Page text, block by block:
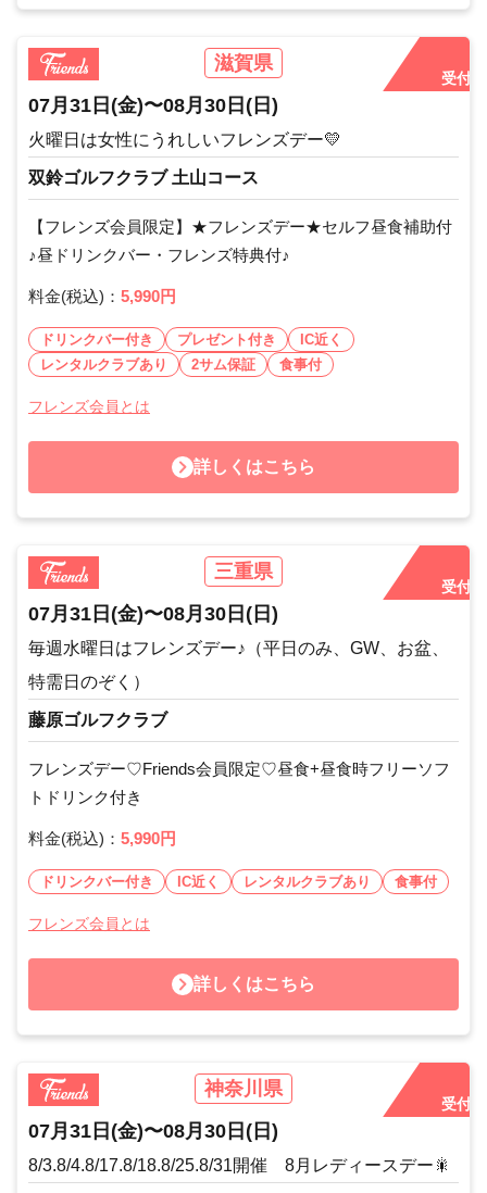
滋賀県
受付中
07月31日 (金)〜08月30日 (日)
火曜日は女性にうれしいフレンズデー💛
双鈴ゴルフクラブ 土山コース
【フレンズ会員限定】★フレンズデー★セルフ昼食補助付
♪昼ドリンクバー・フレンズ特典付♪
料金(税込)： 5,990円
ドリンクバー付き プレゼント付き
IC近く
レンタルクラブあり
2サム保証 食事付
フレンズ会員とは
詳しくはこちら
三重県
受付中
07月31日 (金)〜08月30日 (日)
毎週水曜日はフレンズデー♪（平日のみ、GW、お盆、
特需日のぞく）
藤原ゴルフクラブ
フレンズデー♡Friends会員限定♡昼食+昼食時フリーソフ
トドリンク付き
料金(税込)： 5,990円
ドリンクバー付き IC近く レンタルクラブあり 食事付
フレンズ会員とは
詳しくはこちら
神奈川県
受付中
07月31日 (金)〜08月30日 (日)
8/3.8/4.8/17.8/18.8/25.8/31開催 8月レディースデー🎇